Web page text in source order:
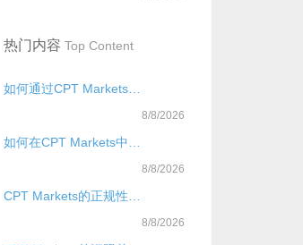
热门内容 Top Content
如何通过CPT Markets官网把握国际黄金行情走势？
8/8/2026
8/8/2026
8/8/2026